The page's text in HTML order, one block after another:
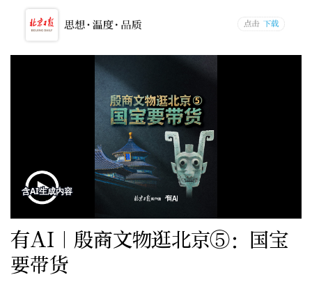
有AI｜殷商文物逛北京⑤：国宝
要带货